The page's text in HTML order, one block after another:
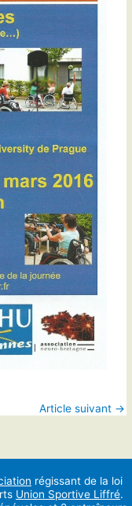
Article suivant →
régissant de la loi
Union Sportive Liffré.